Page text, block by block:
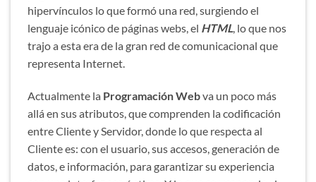
hipervínculos lo que formó una red, surgiendo el
lenguaje icónico de páginas webs, el HTML, lo que nos
trajo a esta era de la gran red de comunicacional que
representa Internet.
Actualmente la Programación Webva un poco más
allá en sus atributos, que comprenden la codificación
entre Cliente y Servidor, donde lo que respecta al
Cliente es: con el usuario, sus accesos, generación de
datos, e información, para garantizar su experiencia